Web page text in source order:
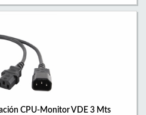
CPU-Monitor VDE 3 Mts